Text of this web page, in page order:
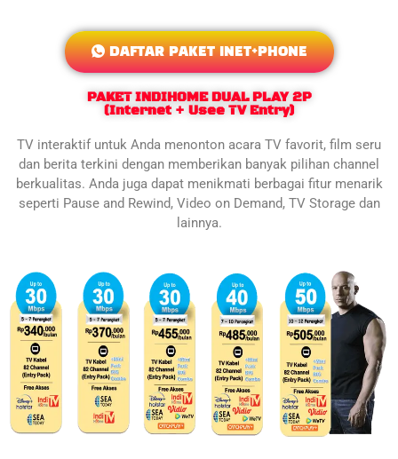
DAFTAR PAKET INET+PHONE
PAKET INDIHOME DUAL PLAY 2P
(Internet + Usee TV Entry)
TV interaktif untuk Anda menonton acara TV favorit, film seru
dan berita terkini dengan memberikan banyak pilihan channel
berkualitas. Anda juga dapat menikmati berbagai fitur menarik
seperti Pause and Rewind, Video on Demand, TV Storage dan
lainnya.